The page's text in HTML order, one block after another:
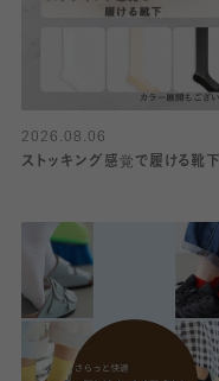
2026.08.06
ストッキング感覚で履ける靴下